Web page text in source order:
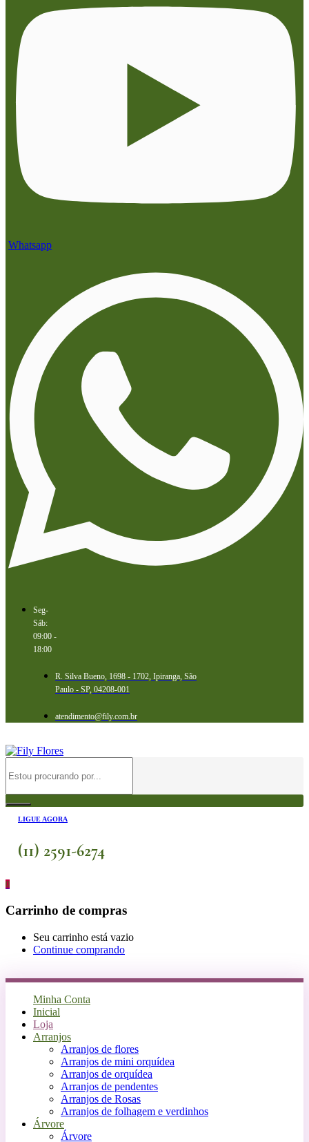
Whatsapp
Seg-
Sáb:
09:00 -
18:00
R. Silva Bueno, 1698 - 1702, Ipiranga, São
Paulo - SP, 04208-001
atendimento@fily.com.br
LIGUE AGORA
(11) 2591-6274
0
Carrinho de compras
Seu carrinho está vazio
Continue comprando
Minha Conta
Inicial
Loja
Arranjos
Arranjos de flores
Arranjos de mini orquídea
Arranjos de orquídea
Arranjos de pendentes
Arranjos de Rosas
Arranjos de folhagem e verdinhos
Árvore
Árvore